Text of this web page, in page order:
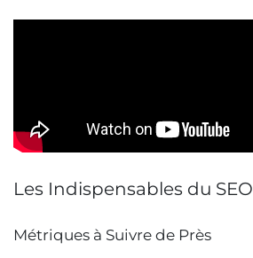
Les Indispensables du SEO
Métriques à Suivre de Près